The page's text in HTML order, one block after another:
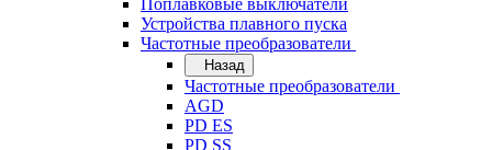
Поплавковые выключатели
Устройства плавного пуска
Частотные преобразователи
Назад
Частотные преобразователи
AGD
PD ES
PD SS